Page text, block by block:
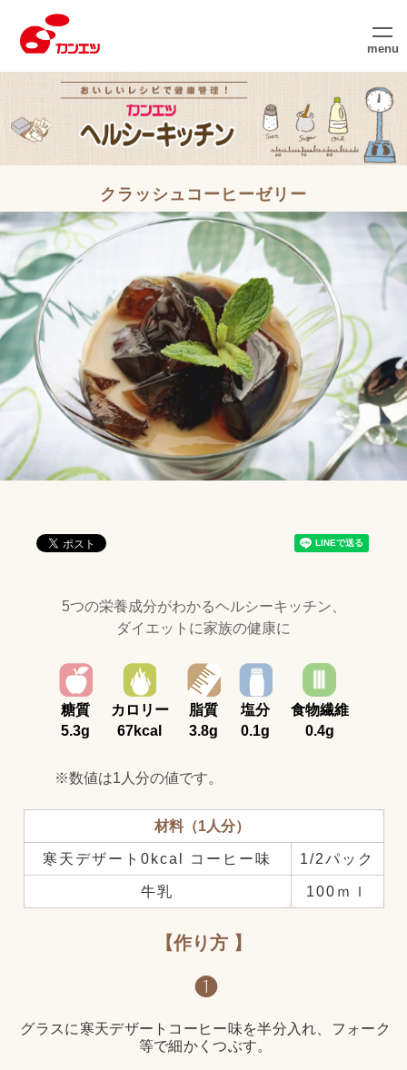
menu
クラッシュコーヒーゼリー
5つの栄養成分がわかるヘルシーキッチン、
ダイエットに家族の健康に
糖質
5.3g
カロリー
67kcal
脂質
3.8g
塩分
0.1g
食物繊維
0.4g
※数値は1人分の値です。
材料（1人分）
寒天デザート0kcal コーヒー味 1/2パック
牛乳 100ｍｌ
作り方
❶
グラスに寒天デザートコーヒー味を半分入れ、フォーク
等で細かくつぶす。